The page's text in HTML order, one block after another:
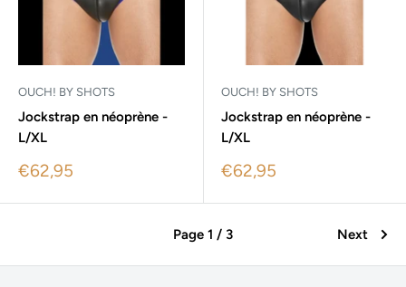
OUCH! BY SHOTS
Jockstrap en néoprène -
L/XL
Sale
€62,95
OUCH! BY SHOTS
Jockstrap en néoprène -
L/XL
Sale
€62,95
Page 1 / 3 Next